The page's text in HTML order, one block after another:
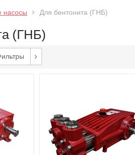
насосы Для бентонита (ГНБ)
(ГНБ)